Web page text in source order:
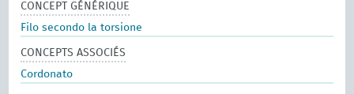
CONCEPT GÉNÉRIQUE
Filo secondo la torsione
CONCEPTS ASSOCIÉS
Cordonato